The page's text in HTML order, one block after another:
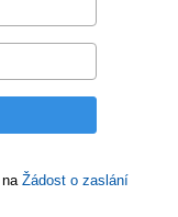
Žádost o zaslání